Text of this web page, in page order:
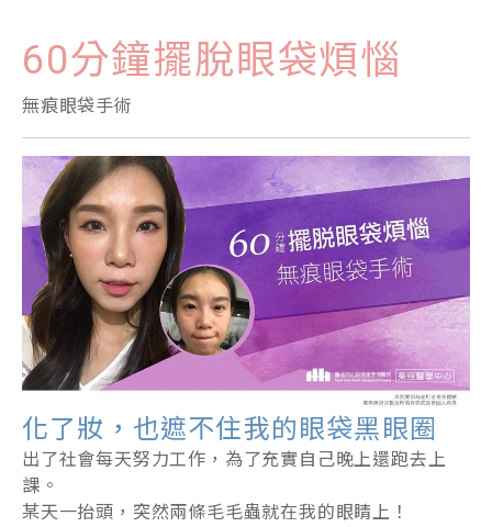
60分鐘擺脫眼袋煩惱
無痕眼袋手術
化了妝，也遮不住我的眼袋黑眼圈
出了社會每天努力工作，為了充實自己晚上還跑去上
課。
某天一抬頭，突然兩條毛毛蟲就在我的眼睛上！